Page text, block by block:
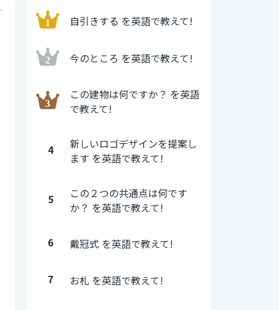
自引きする を英語で教えて!
今のところ を英語で教えて!
この建物は何ですか？ を英語
で教えて!
4
新しいロゴデザインを提案し
ます を英語で教えて!
5
この２つの共通点は何です
か？ を英語で教えて!
6 戴冠式 を英語で教えて!
7 お札 を英語で教えて!